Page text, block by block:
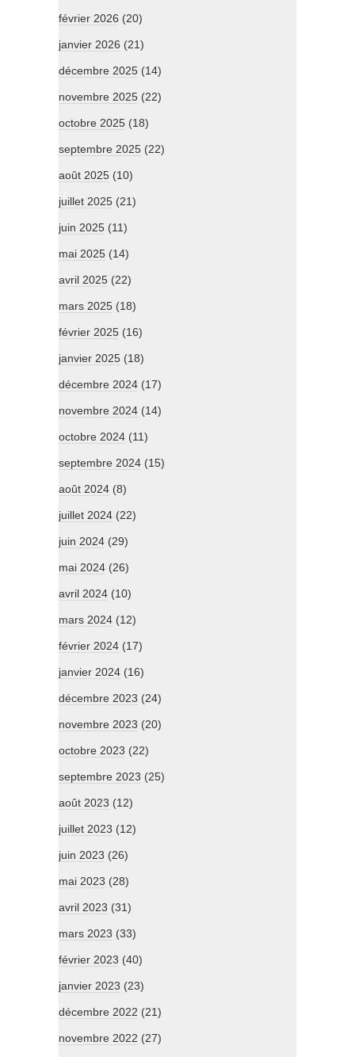
février 2026 (20)
janvier 2026 (21)
décembre 2025 (14)
novembre 2025 (22)
octobre 2025 (18)
septembre 2025 (22)
août 2025 (10)
juillet 2025 (21)
juin 2025 (11)
mai 2025 (14)
avril 2025 (22)
mars 2025 (18)
février 2025 (16)
janvier 2025 (18)
décembre 2024 (17)
novembre 2024 (14)
octobre 2024 (11)
septembre 2024 (15)
août 2024 (8)
juillet 2024 (22)
juin 2024 (29)
mai 2024 (26)
avril 2024 (10)
mars 2024 (12)
février 2024 (17)
janvier 2024 (16)
décembre 2023 (24)
novembre 2023 (20)
octobre 2023 (22)
septembre 2023 (25)
août 2023 (12)
juillet 2023 (12)
juin 2023 (26)
mai 2023 (28)
avril 2023 (31)
mars 2023 (33)
février 2023 (40)
janvier 2023 (23)
décembre 2022 (21)
novembre 2022 (27)